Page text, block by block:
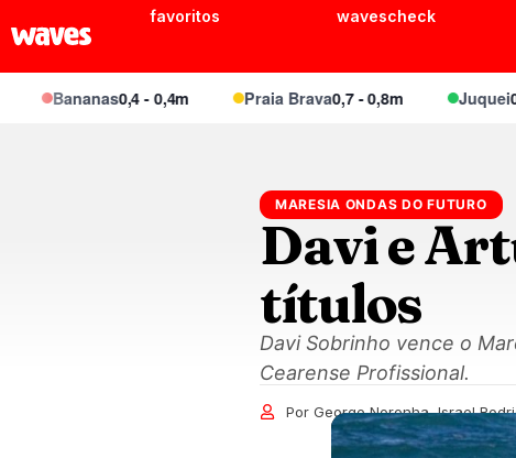
favoritos wavescheck
0,4 - 0,4m Praia Brava0,7 - 0,8m Juquei0,6 -
MARESIA ONDAS DO FUTURO
Davi e
títulos
Davi Sobrinho vence o
Cearense Profissional.
Por George Noronha, Israel